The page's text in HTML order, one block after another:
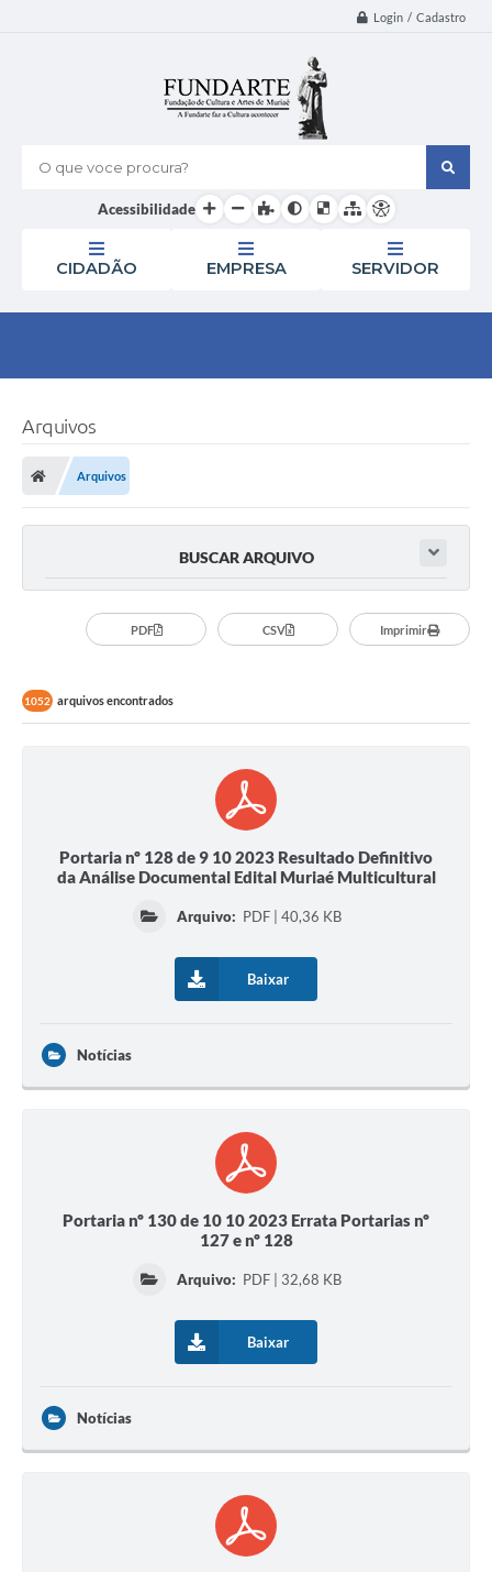
Login / Cadastro
O que voce procura?
Acessibilidade
CIDADÃO EMPRESA SERVIDOR
Arquivos
Arquivos
BUSCAR ARQUIVO
PDF CSV Imprimir
1052 arquivos encontrados
Portaria nº 128 de 9 10 2023 Resultado Definitivo
da Análise Documental Edital Muriaé Multicultural
Arquivo: PDF | 40,36 KB
Baixar
Notícias
Portaria nº 130 de 10 10 2023 Errata Portarias nº
127 e nº 128
Arquivo: PDF | 32,68 KB
Baixar
Notícias